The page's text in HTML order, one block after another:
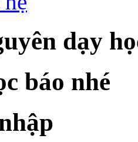
dạy
báo nhé